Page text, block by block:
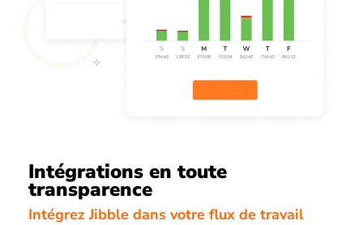
Intégrations en toute
transparence
Intégrez Jibble dans votre flux de travail